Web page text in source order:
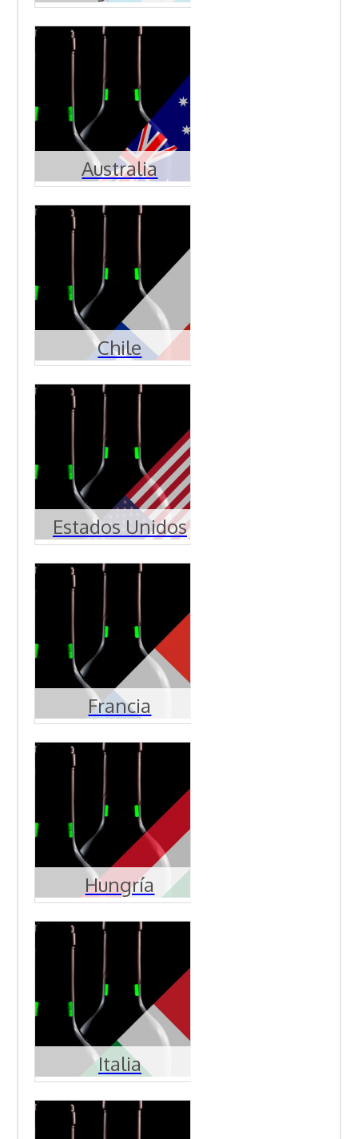
Australia
Chile
Estados Unidos
Francia
Hungría
Italia